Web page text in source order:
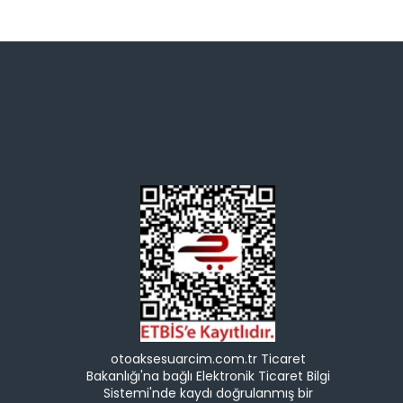
otoaksesuarcim.com.tr Ticaret
Bakanlığı'na bağlı Elektronik Ticaret Bilgi
Sistemi'nde kaydı doğrulanmış bir